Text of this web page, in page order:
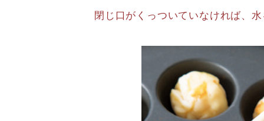
閉じ口がくっついていなければ、